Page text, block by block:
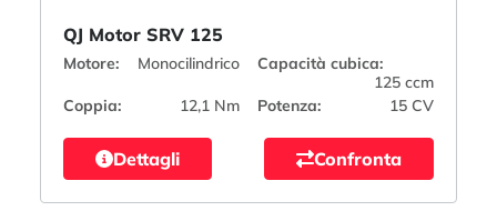
QJ Motor SRV 125
Motore: Monocilindrico
Capacità cubica:
125 ccm
Coppia:
12,1 Nm Potenza: 15 CV
Dettagli Confronta